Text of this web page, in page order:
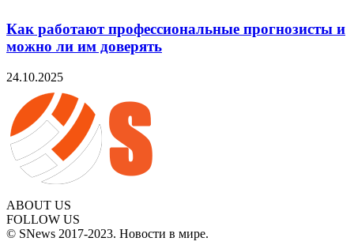
Как работают профессиональные прогнозисты и
можно ли им доверять
24.10.2025
ABOUT US
FOLLOW US
© SNews 2017-2023. Новости в мире.